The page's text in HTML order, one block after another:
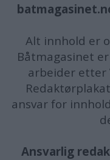
Alt innhold er
Båtmagasinet
arbeider etter
ansvar for
Ansvarlig